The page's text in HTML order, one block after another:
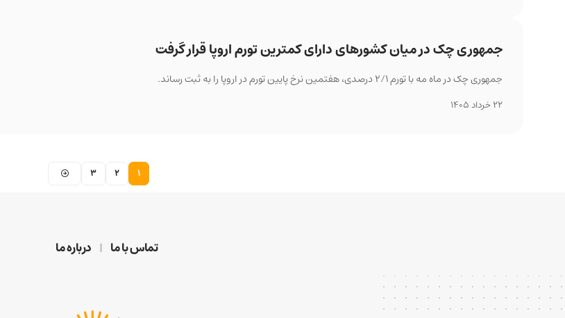
جمهوری چک در میان کشورهای دارای کمترین تورم اروپا قرار گرفت
جمهوری چک در ماه مه با تورم ۲/۱ درصدی، هفتمین نرخ پایین تورم در اروپا را به ثبت رساند.
22 خرداد 1405
1
2
3
تماس با ما درباره ما